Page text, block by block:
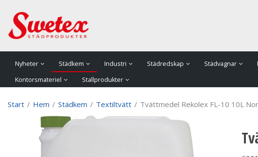
Nyheter Städkem Industri Städredskap Städvagnar
Kontorsmateriel
Stallprodukter
Start / Hem / Städkem / Textiltvätt / Tvättmedel Rekolex FL-10 10L